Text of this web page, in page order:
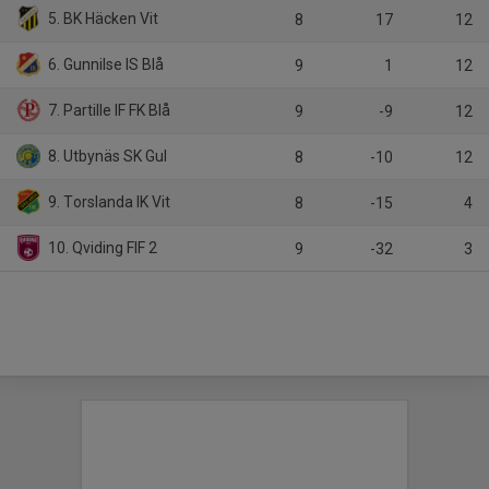
5. BK Häcken Vit 8 17 12
6. Gunnilse IS Blå 9 1 12
7. Partille IF FK Blå 9 -9 12
8. Utbynäs SK Gul 8 -10 12
9. Torslanda IK Vit 8 -15 4
10. Qviding FIF 2 9 -32 3